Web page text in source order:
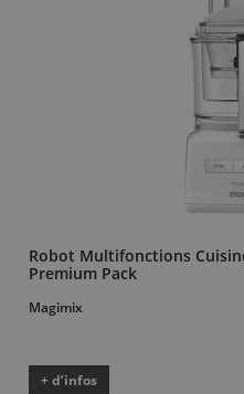
Robot Multifonctions
Premium Pack
Magimix
+ d’infos